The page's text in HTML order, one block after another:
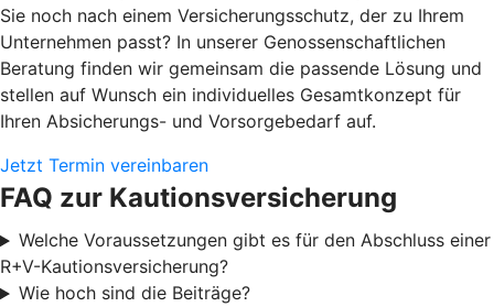
Sie noch nach einem Versicherungsschutz, der zu Ihrem
Unternehmen passt? In unserer Genossenschaftlichen
Beratung finden wir gemeinsam die passende Lösung und
stellen auf Wunsch ein individuelles Gesamtkonzept für
Ihren Absicherungs- und Vorsorgebedarf auf.
Jetzt Termin vereinbaren
FAQ zur Kautionsversicherung
Welche Voraussetzungen gibt es für den Abschluss einer
R+V-Kautionsversicherung?
Wie hoch sind die Beiträge?